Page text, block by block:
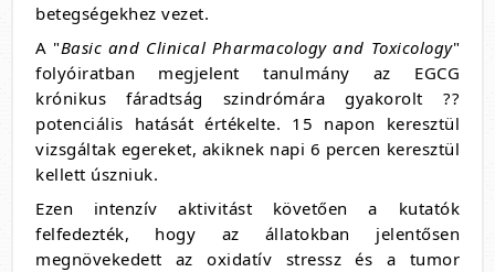
betegségekhez vezet.
A "Basic and Clinical Pharmacology and Toxicology"
folyóiratban megjelent tanulmány az EGCG
krónikus fáradtság szindrómára gyakorolt ??
potenciális hatását értékelte. 15 napon keresztül
vizsgáltak egereket, akiknek napi 6 percen keresztül
kellett úszniuk.
Ezen intenzív aktivitást követően a kutatók
felfedezték, hogy az állatokban jelentősen
megnövekedett az oxidatív stressz és a tumor